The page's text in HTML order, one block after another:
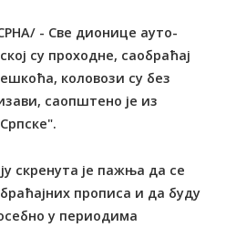
- Све дионице ауто-
су проходне, саобраћај
коловози су без
саопштено је из
скренута је пажња да се
прописа и да буду
у периодима